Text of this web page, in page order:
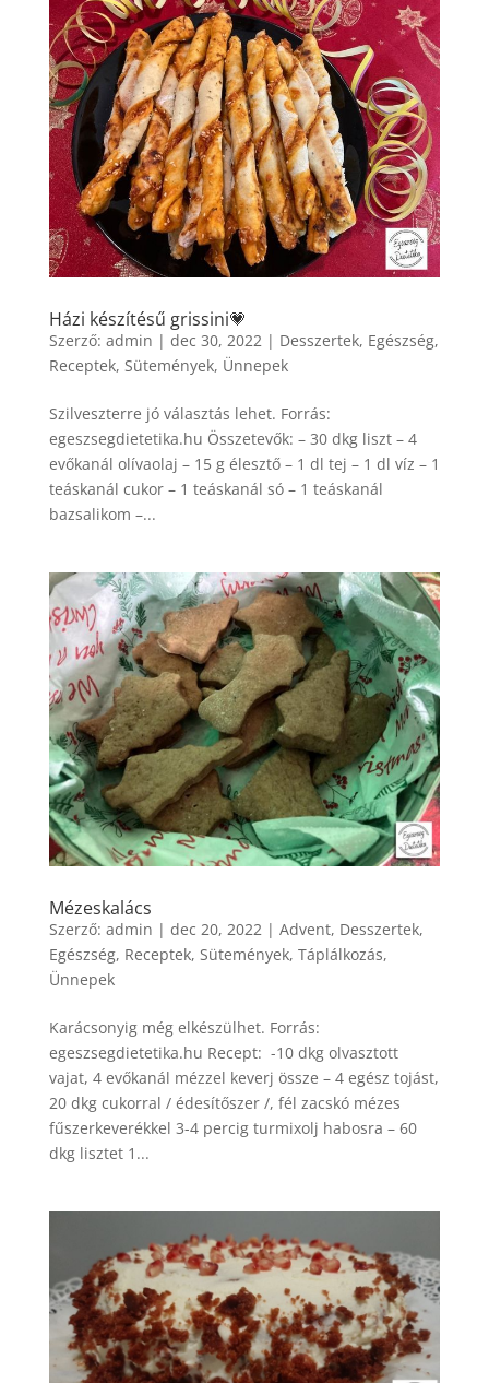
Házi készítésű grissini💗
Szerző: admin | dec 30, 2022| Desszertek, Egészség,
Receptek, Sütemények, Ünnepek
Szilveszterre jó választás lehet. Forrás:
egeszsegdietetika.hu Összetevők: – 30 dkg liszt – 4
evőkanál olívaolaj – 15 g élesztő – 1 dl tej – 1 dl víz – 1
teáskanál cukor – 1 teáskanál só – 1 teáskanál
bazsalikom –...
Mézeskalács
Szerző: admin | dec 20, 2022| Advent, Desszertek,
Egészség, Receptek, Sütemények, Táplálkozás,
Ünnepek
Karácsonyig még elkészülhet. Forrás:
egeszsegdietetika.hu Recept: -10 dkg olvasztott
vajat, 4 evőkanál mézzel keverj össze – 4 egész tojást,
20 dkg cukorral / édesítőszer /, fél zacskó mézes
fűszerkeverékkel 3-4 percig turmixolj habosra – 60
dkg lisztet 1...